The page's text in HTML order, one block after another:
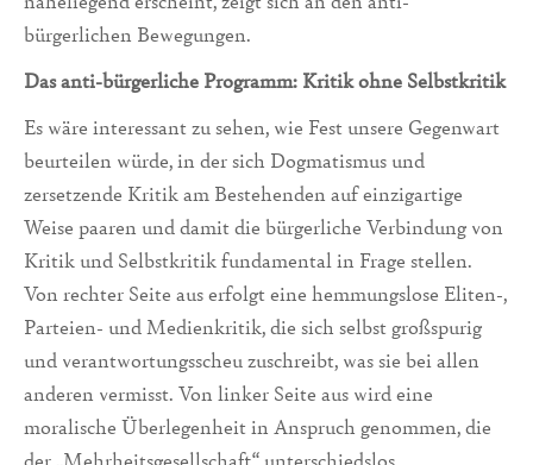
bürgerlichen Bewegungen.
Das anti-bürgerliche Programm: Kritik ohne Selbstkritik
Es wäre interessant zu sehen, wie Fest unsere Gegenwart
beurteilen würde, in der sich Dogmatismus und
zersetzende Kritik am Bestehenden auf einzigartige
Weise paaren und damit die bürgerliche Verbindung von
Kritik und Selbstkritik fundamental in Frage stellen.
Von rechter Seite aus erfolgt eine hemmungslose Eliten-,
Parteien- und Medienkritik, die sich selbst großspurig
und verantwortungsscheu zuschreibt, was sie bei allen
anderen vermisst. Von linker Seite aus wird eine
moralische Überlegenheit in Anspruch genommen, die
der „Mehrheitsgesellschaft“ unterschiedslos